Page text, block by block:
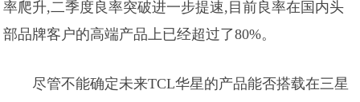
率爬升,二季度良率突破进一步提速,目前良率在国内头
部品牌客户的高端产品上已经超过了80%。
尽管不能确定未来TCL华星的产品能否搭载在三星